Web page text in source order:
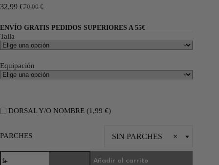
70,00€
32,99 €
ENVÍO GRATIS PEDIDOS SUPERIORES A 55€
Talla
Equipación
DORSAL Y/O NOMBRE (1,99 €)
PARCHES ×
SIN PARCHES
Añadir al carrito